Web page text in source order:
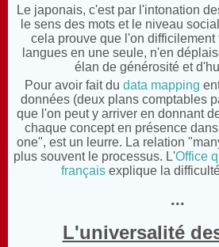
Le japonais, c'est par l'intonation
le sens des mots et le niveau
cela prouve que l'on
langues en une seule, n'en
élan de générosité et
Pour avoir fait du data mapping
données (deux plans comptables
que l'on peut y arriver en donnant
chaque concept en présence
one", est un leurre. La relation
plus souvent le processus. L'Office
françaisexplique la
...
L'universalité